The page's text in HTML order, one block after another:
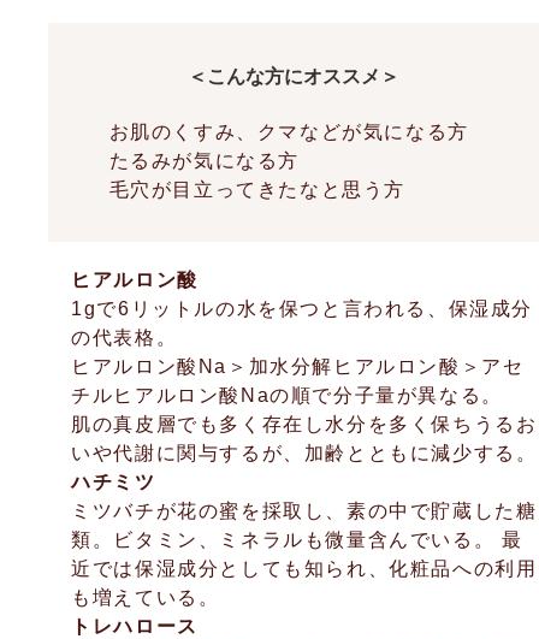
＜こんな方にオススメ＞
お肌のくすみ、クマなどが気になる方
たるみが気になる方
毛穴が目立ってきたなと思う方
ヒアルロン酸
1gで6リットルの水を保つと言われる、保湿成分
の代表格。
ヒアルロン酸Na＞加水分解ヒアルロン酸＞アセ
チルヒアルロン酸Naの順で分子量が異なる。
肌の真皮層でも多く存在し水分を多く保ちうるお
いや代謝に関与するが、加齢とともに減少する。
ハチミツ
ミツバチが花の蜜を採取し、素の中で貯蔵した糖
類。ビタミン、ミネラルも微量含んでいる。 最
近では保湿成分としても知られ、化粧品への利用
も増えている。
トレハロース